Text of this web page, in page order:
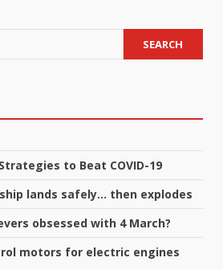
SEARCH
to Beat COVID-19
lands safely… then explodes
obsessed with 4 March?
motors for electric engines